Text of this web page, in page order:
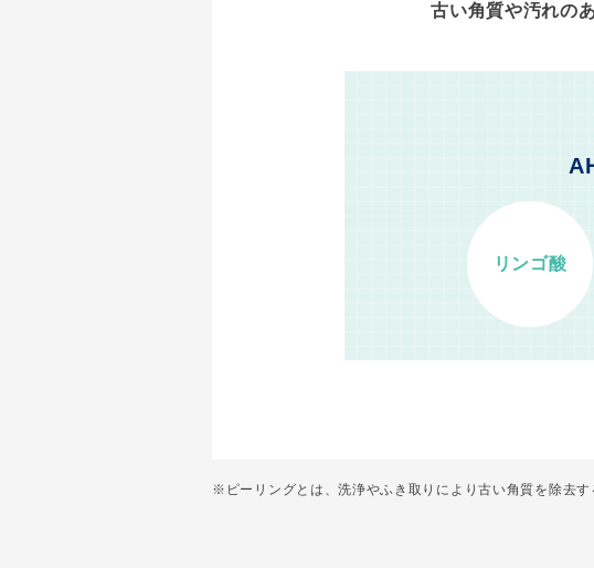
古い角質や汚れの
リンゴ酸
※ピーリングとは、洗浄やふき取りにより古い角質を除去す